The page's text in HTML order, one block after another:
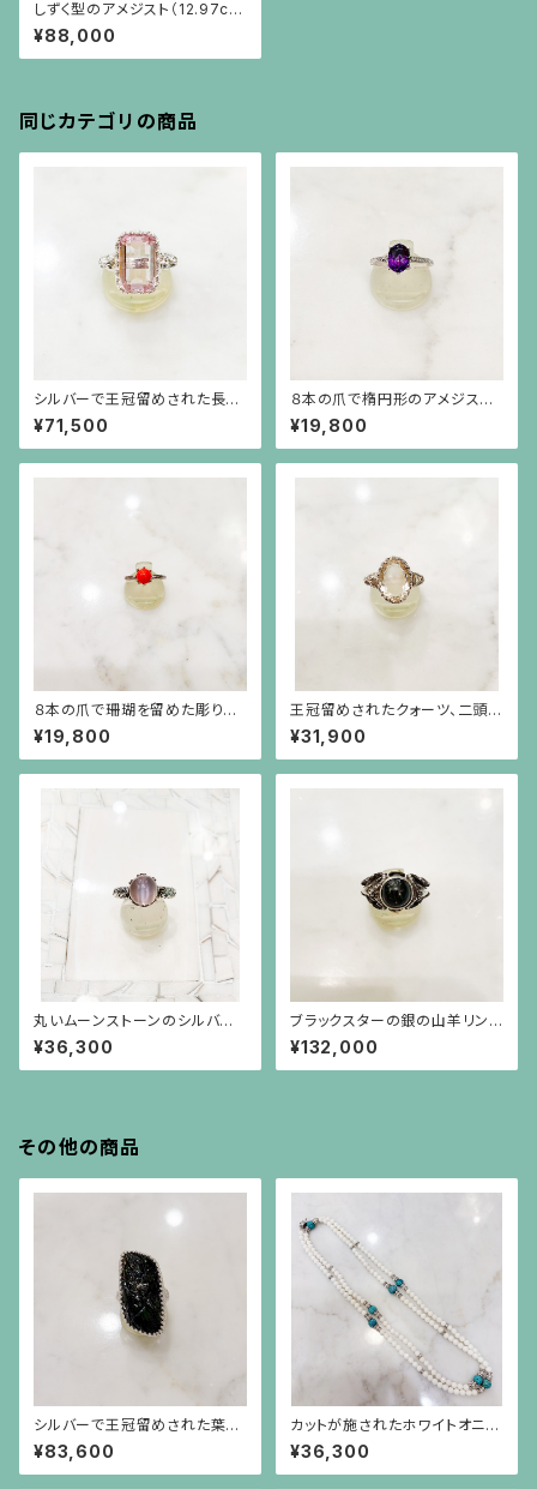
しずく型のアメジスト（12.97ct）
とターコイズのシンプルなシル
バーリング
¥88,000
同じカテゴリの商品
シルバーで王冠留めされた長方
形のクンツァイト（6.73ct）のラ
イオンリング
¥71,500
８本の爪で楕円形のアメジスト
（1.41ct）を留めた彫りの施され
た細い腕のシルバーリング
¥19,800
８本の爪で珊瑚を留めた彫りの
施された細い腕のシルバーリン
グ
¥19,800
王冠留めされたクォーツ、二頭の
ライオンのシルバーリング
¥31,900
丸いムーンストーンのシルバー
リング
¥36,300
ブラックスターの銀の山羊リング
（22金の刻印付き）
¥132,000
その他の商品
シルバーで王冠留めされた葉模
様の彫りのトルマリン（17.45c
t）のリング
¥83,600
カットが施されたホワイトオニキ
スと円盤型の水晶、ロンデル、彫
りが施されたターコイズのロン
グネックレス
¥36,300